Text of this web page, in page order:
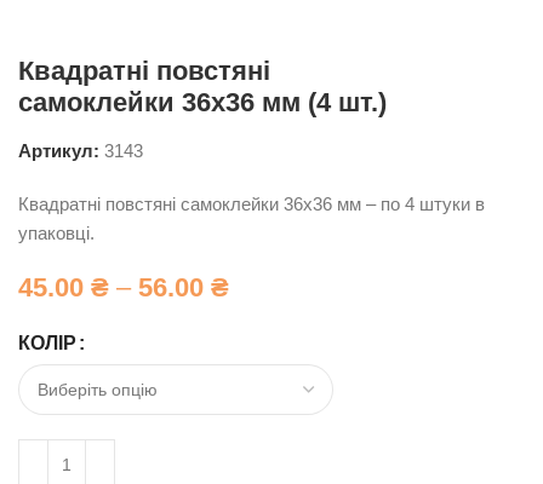
Квадратні повстяні
самоклейки 36х36 мм (4 шт.)
Артикул:3143
Квадратні повстяні самоклейки 36х36 мм – по 4 штуки в
упаковці.
45.00₴ –56.00₴
КОЛІР